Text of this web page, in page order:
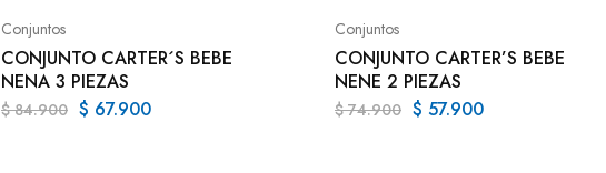
Conjuntos
CONJUNTO CARTER´S BEBE
NENA 3 PIEZAS
$84.900 $ 67.900
Conjuntos
CONJUNTO CARTER’S BEBE
NENE 2 PIEZAS
$74.900 $ 57.900